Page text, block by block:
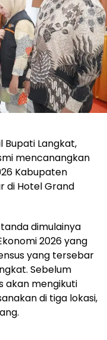
Langkat,
mencanangkan
Kabupaten
di Hotel Grand
dimulainya
2026 yang
yang tersebar
Sebelum
akan mengikuti
di tiga lokasi,